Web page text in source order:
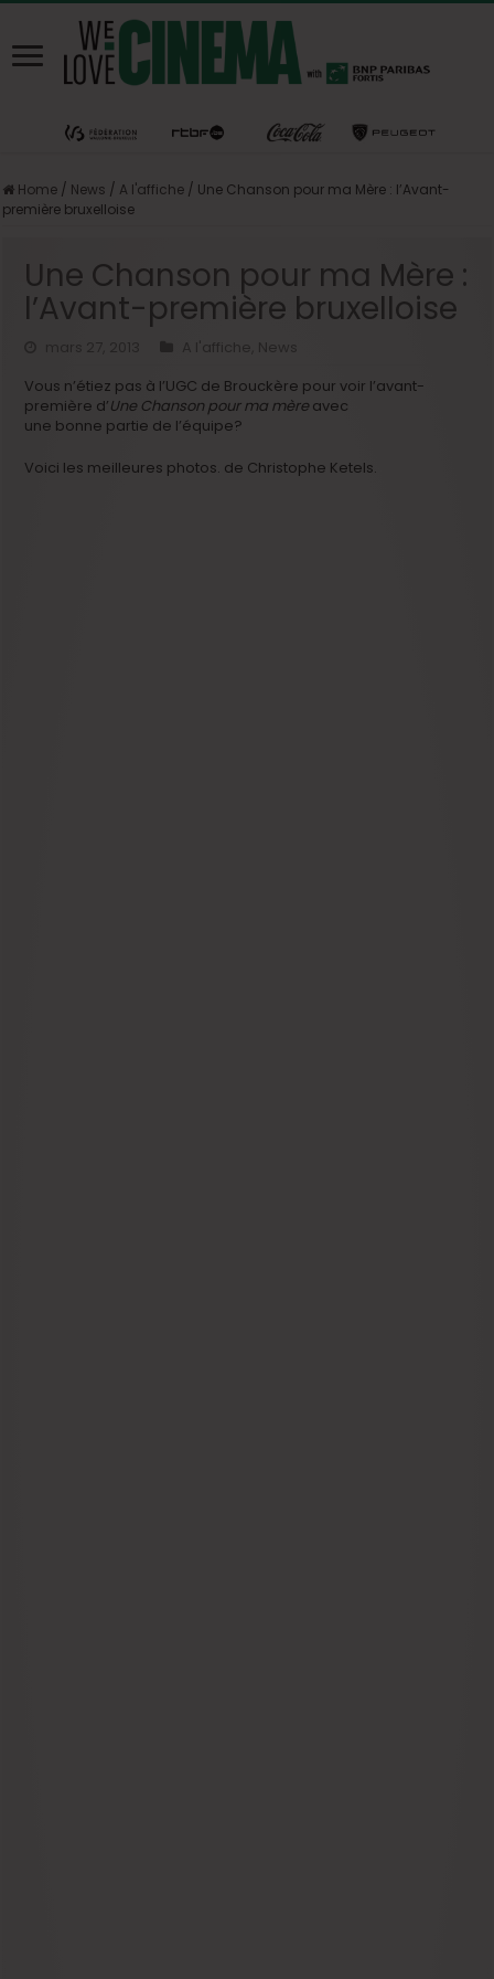
Home / News / A l'affiche / Une Chanson pour ma Mère : l’Avant-
première bruxelloise
Une Chanson pour ma Mère :
l’Avant-première bruxelloise
A l'affiche News
Vous n’étiez pas à l’UGC de Brouckère pour voir l’avant-
première d’Une Chanson pour ma mère avec
une bonne partie de l’équipe?
Voici les meilleures photos. de Christophe Ketels.